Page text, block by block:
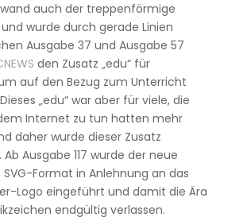
auch der treppenförmige
und wurde durch gerade Linien
Ausgabe 37 und Ausgabe 57
den Zusatz „edu“ für
auf den Bezug zum Unterricht
„edu“ war aber für viele, die
Internet zu tun hatten mehr
daher wurde dieser Zusatz
Ausgabe 117 wurde der neue
Format in Anlehnung an das
Logo eingeführt und damit die Ära
endgültig verlassen.